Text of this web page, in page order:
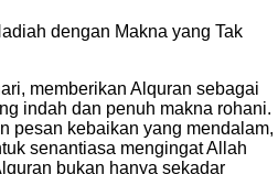
dengan Makna yang Tak
memberikan Alquran sebagai
indah dan penuh makna rohani.
pesan kebaikan yang mendalam,
senantiasa mengingat Allah
bukan hanya sekadar